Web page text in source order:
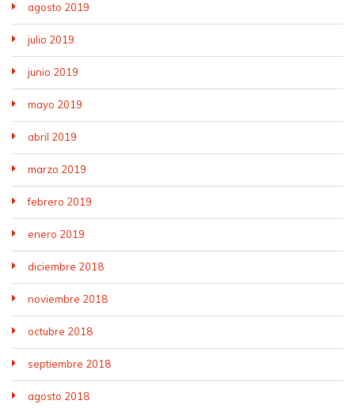
agosto 2019
julio 2019
junio 2019
mayo 2019
abril 2019
marzo 2019
febrero 2019
enero 2019
diciembre 2018
noviembre 2018
octubre 2018
septiembre 2018
agosto 2018